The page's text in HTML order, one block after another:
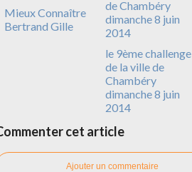
Mieux Connaître
Bertrand Gille
le 9ème challenge
de la ville de
Chambéry
dimanche 8 juin
2014
cet article
Ajouter un commentaire